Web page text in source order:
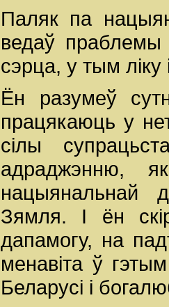
Паляк па
ведаў праблемы
сэрца, у тым
Ён разумеў
працякаюць у
сілы
адраджэнню,
нацыянальнай
Зямля. І ён
дапамогу, на
менавіта ў
Беларусі і